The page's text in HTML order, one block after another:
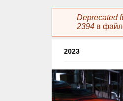
Deprecated
2394 в
2023